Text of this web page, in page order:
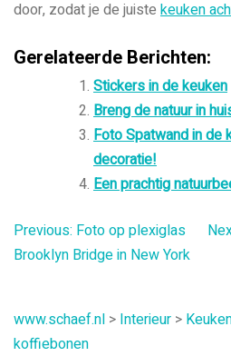
door, zodat je de juiste keuken
Gerelateerde Berichten:
Stickers in de keuken
Breng de natuur in
Foto Spatwand in
decoratie!
Een prachtig
Bericht
Previous: Foto op plexiglas
Brooklyn Bridge in New York
www.schaef.nl > Interieur >
koffiebonen